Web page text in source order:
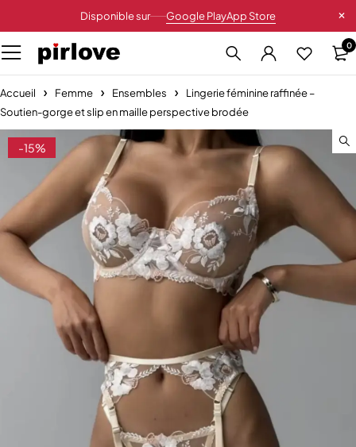
Disponible sur Google PlayApp Store
0
Accueil Femme Ensembles
Lingerie féminine raffinée –
Soutien-gorge et slip en maille perspective brodée
-15%